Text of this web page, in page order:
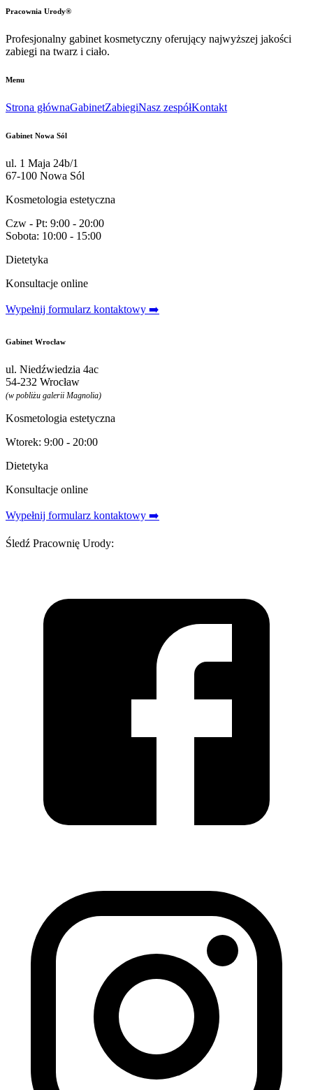
Pracownia Urody®
Profesjonalny gabinet kosmetyczny oferujący najwyższej jakości
zabiegi na twarz i ciało.
Menu
Strona głównaGabinetZabiegiNasz zespółKontakt
Gabinet Nowa Sól
ul. 1 Maja 24b/1
67-100 Nowa Sól
Kosmetologia estetyczna
Czw - Pt: 9:00 - 20:00
Sobota: 10:00 - 15:00
Dietetyka
Konsultacje online
Wypełnij formularz kontaktowy ➡️
Gabinet Wrocław
ul. Niedźwiedzia 4ac
54-232 Wrocław
(w pobliżu galerii Magnolia)
Kosmetologia estetyczna
Wtorek: 9:00 - 20:00
Dietetyka
Konsultacje online
Wypełnij formularz kontaktowy ➡️
Śledź Pracownię Urody: